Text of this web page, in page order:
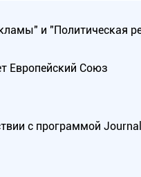
и "Политическая
Европейский Союз
с программой